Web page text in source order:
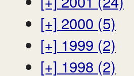
[+] 2000 (5)
[+] 1999 (2)
[+] 1998 (2)